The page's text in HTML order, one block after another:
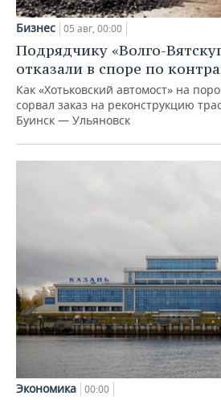
Бизнес 05 авг, 00:00
Подрядчику «Волго-
отказали в споре по
Как «Хотьковский автомост» на
сорвал заказ на реконструкцию
Буинск — Ульяновск
Экономика 00:00